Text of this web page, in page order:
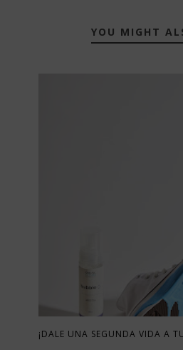
YOU MIGHT
¡DALE UNA SEGUNDA VIDA A